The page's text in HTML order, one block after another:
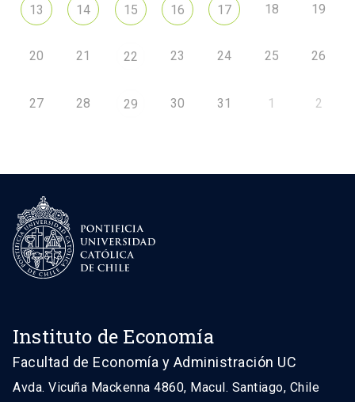
13 14 15 16 17 18 19
20 21 22 23 24 25 26
27 28 29 30 31 1 2
Instituto de Economía
Facultad de Economía y Administración UC
Avda. Vicuña Mackenna 4860, Macul. Santiago, Chile